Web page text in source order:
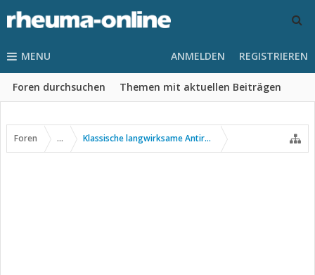
MENU
Foren durchsuchen Themen mit aktuellen Beiträgen
ANMELDEN REGISTRIEREN
Foren ... Klassische langwirksame Antirheumatika